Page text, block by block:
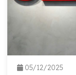
05/12/2025